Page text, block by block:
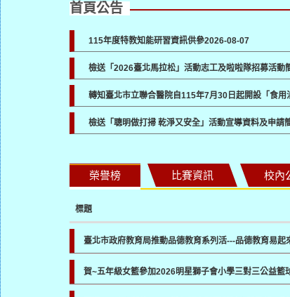
首頁公告
115年度特教知能研習資訊供參2026-08-07
檢送「2026臺北馬拉松」活動志工及啦啦隊招募活
轉知臺北市立聯合醫院自115年7月30日起開設「食
檢送「聰明做打掃 乾淨又安全」活動宣導資料及申請
榮譽榜 比賽資訊 校內
標題
臺北市政府教育局推動品德教育系列活---品德教育易
賀~五年級女籃參加2026明星獅子會小學三對三公益籃